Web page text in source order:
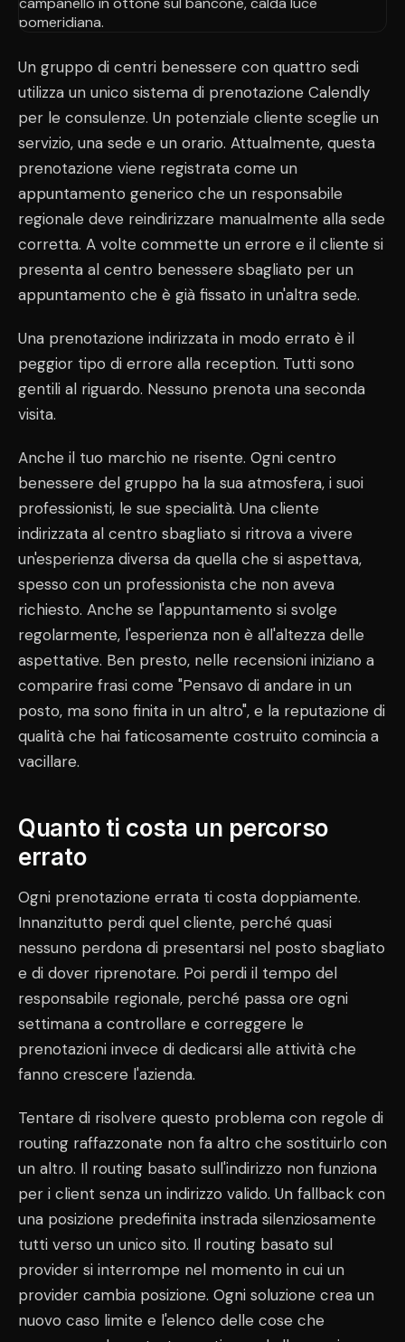
Un gruppo di centri benessere con quattro sedi
utilizza un unico sistema di prenotazione Calendly
per le consulenze. Un potenziale cliente sceglie un
servizio, una sede e un orario. Attualmente, questa
prenotazione viene registrata come un
appuntamento generico che un responsabile
regionale deve reindirizzare manualmente alla sede
corretta. A volte commette un errore e il cliente si
presenta al centro benessere sbagliato per un
appuntamento che è già fissato in un'altra sede.
Una prenotazione indirizzata in modo errato è il
peggior tipo di errore alla reception. Tutti sono
gentili al riguardo. Nessuno prenota una seconda
visita.
Anche il tuo marchio ne risente. Ogni centro
benessere del gruppo ha la sua atmosfera, i suoi
professionisti, le sue specialità. Una cliente
indirizzata al centro sbagliato si ritrova a vivere
un'esperienza diversa da quella che si aspettava,
spesso con un professionista che non aveva
richiesto. Anche se l'appuntamento si svolge
regolarmente, l'esperienza non è all'altezza delle
aspettative. Ben presto, nelle recensioni iniziano a
comparire frasi come "Pensavo di andare in un
posto, ma sono finita in un altro", e la reputazione di
qualità che hai faticosamente costruito comincia a
vacillare.
Quanto ti costa un percorso
errato
Ogni prenotazione errata ti costa doppiamente.
Innanzitutto perdi quel cliente, perché quasi
nessuno perdona di presentarsi nel posto sbagliato
e di dover riprenotare. Poi perdi il tempo del
responsabile regionale, perché passa ore ogni
settimana a controllare e correggere le
prenotazioni invece di dedicarsi alle attività che
fanno crescere l'azienda.
Tentare di risolvere questo problema con regole di
routing raffazzonate non fa altro che sostituirlo con
un altro. Il routing basato sull'indirizzo non funziona
per i client senza un indirizzo valido. Un fallback con
una posizione predefinita instrada silenziosamente
tutti verso un unico sito. Il routing basato sul
provider si interrompe nel momento in cui un
provider cambia posizione. Ogni soluzione crea un
nuovo caso limite e l'elenco delle cose che